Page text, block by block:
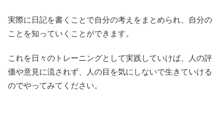
実際に日記を書くことで自分の考えをまとめられ、自分の
ことを知っていくことができます。
これを日々のトレーニングとして実践していけば、人の評
価や意見に流されず、人の目を気にしないで生きていける
のでやってみてください。